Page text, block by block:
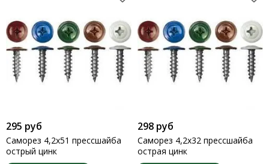
Заклепки
Карабины пожарные
Клинья для плитки
Коуши
Крепеж для вагонки
Кровельные саморезы
Кронштейны
Крюки
Саморезы для паркета
295 руб
Саморез 4,2х51 прессшайба
острый цинк
298 руб
Саморез 4,2х32 прессшайба
острая цинк